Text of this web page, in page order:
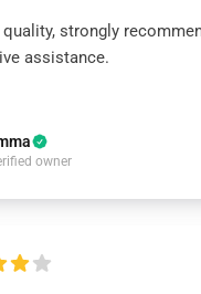
strongly
assistance.
owner